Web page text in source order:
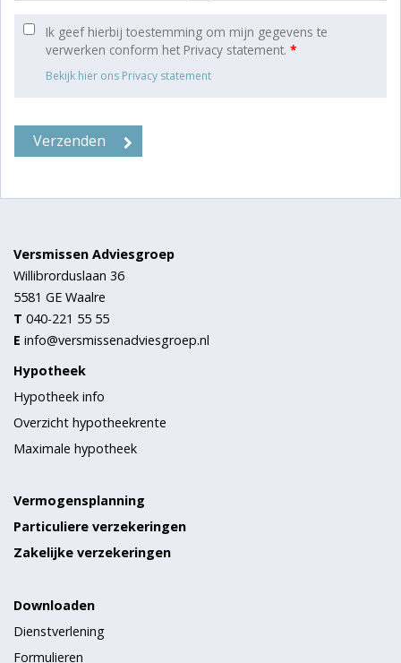
Ik geef hierbij toestemming om mijn gegevens te
verwerken conform het Privacy statement. *
Bekijk hier ons Privacy statement
Versmissen Adviesgroep
Willibrorduslaan 36
5581 GE Waalre
T 040-221 55 55
E info@versmissenadviesgroep.nl
Hypotheek
Hypotheek info
Overzicht hypotheekrente
Maximale hypotheek
Vermogensplanning
Particuliere verzekeringen
Zakelijke verzekeringen
Downloaden
Dienstverlening
Formulieren